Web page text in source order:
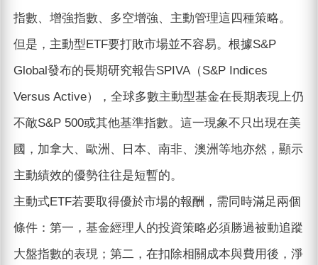
指數、增強指數、多空增強、主動管理這四種策略。
但是，主動型ETF要打敗市場並不容易。根據S&P
Global發布的長期研究報告SPIVA（S&P Indices
Versus Active），全球多數主動型基金在長期表現上仍
不敵S&P 500或其他基準指數。這一現象不只出現在美
國，加拿大、歐洲、日本、南非、澳洲等地亦然，顯示
主動績效的優勢往往是短暫的。
主動式ETF若要取得優於市場的報酬，需同時滿足兩個
條件：第一，基金經理人的投資策略必須勝過被動追蹤
大盤指數的表現；第二，在扣除相關成本與費用後，淨